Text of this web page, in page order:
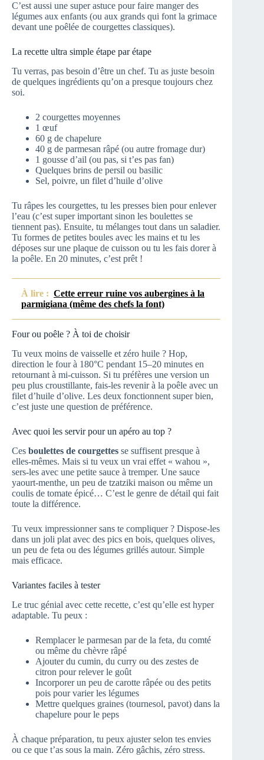
C’est aussi une super astuce pour faire manger des
légumes aux enfants (ou aux grands qui font la grimace
devant une poêlée de courgettes classiques).
La recette ultra simple étape par étape
Tu verras, pas besoin d’être un chef. Tu as juste besoin
de quelques ingrédients qu’on a presque toujours chez
soi.
2 courgettes moyennes
1 œuf
60 g de chapelure
40 g de parmesan râpé (ou autre fromage dur)
1 gousse d’ail (ou pas, si t’es pas fan)
Quelques brins de persil ou basilic
Sel, poivre, un filet d’huile d’olive
Tu râpes les courgettes, tu les presses bien pour enlever
l’eau (c’est super important sinon les boulettes se
tiennent pas). Ensuite, tu mélanges tout dans un saladier.
Tu formes de petites boules avec les mains et tu les
déposes sur une plaque de cuisson ou tu les fais dorer à
la poêle. En 20 minutes, c’est prêt !
À lire : Cette erreur ruine vos aubergines à la
parmigiana (même des chefs la font)
Four ou poêle ? À toi de choisir
Tu veux moins de vaisselle et zéro huile ? Hop,
direction le four à 180°C pendant 15–20 minutes en
retournant à mi-cuisson. Si tu préfères une version un
peu plus croustillante, fais-les revenir à la poêle avec un
filet d’huile d’olive. Les deux fonctionnent super bien,
c’est juste une question de préférence.
Avec quoi les servir pour un apéro au top ?
Ces boulettes de courgettes se suffisent presque à
elles-mêmes. Mais si tu veux un vrai effet « wahou »,
sers-les avec une petite sauce à tremper. Une sauce
yaourt-menthe, un peu de tzatziki maison ou même un
coulis de tomate épicé… C’est le genre de détail qui fait
toute la différence.
Tu veux impressionner sans te compliquer ? Dispose-les
dans un joli plat avec des pics en bois, quelques olives,
un peu de feta ou des légumes grillés autour. Simple
mais efficace.
Variantes faciles à tester
Le truc génial avec cette recette, c’est qu’elle est hyper
adaptable. Tu peux :
Remplacer le parmesan par de la feta, du comté
ou même du chèvre râpé
Ajouter du cumin, du curry ou des zestes de
citron pour relever le goût
Incorporer un peu de carotte râpée ou des petits
pois pour varier les légumes
Mettre quelques graines (tournesol, pavot) dans la
chapelure pour le peps
À chaque préparation, tu peux ajuster selon tes envies
ou ce que t’as sous la main. Zéro gâchis, zéro stress.